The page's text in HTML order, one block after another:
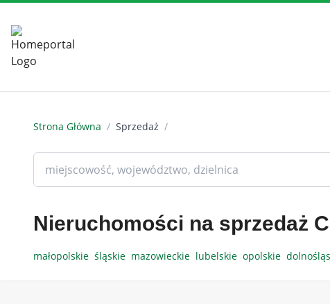
Strona Główna / Sprzedaż /
Nieruchomości na sprzedaż
małopolskie śląskie mazowieckie lubelskie opolskie